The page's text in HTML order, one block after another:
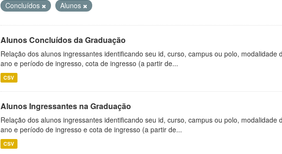
Concluídos
Alunos
Alunos Concluídos da Graduação
Relação dos alunos ingressantes identificando seu id, curso, campus ou polo, modalidade
ano e período de ingresso, cota de ingresso (a partir de...
CSV
Alunos Ingressantes na Graduação
Relação dos alunos ingressantes identificando seu id, curso, campus ou polo, modalidade
ano e período de ingresso e cota de ingresso (a partir de...
CSV